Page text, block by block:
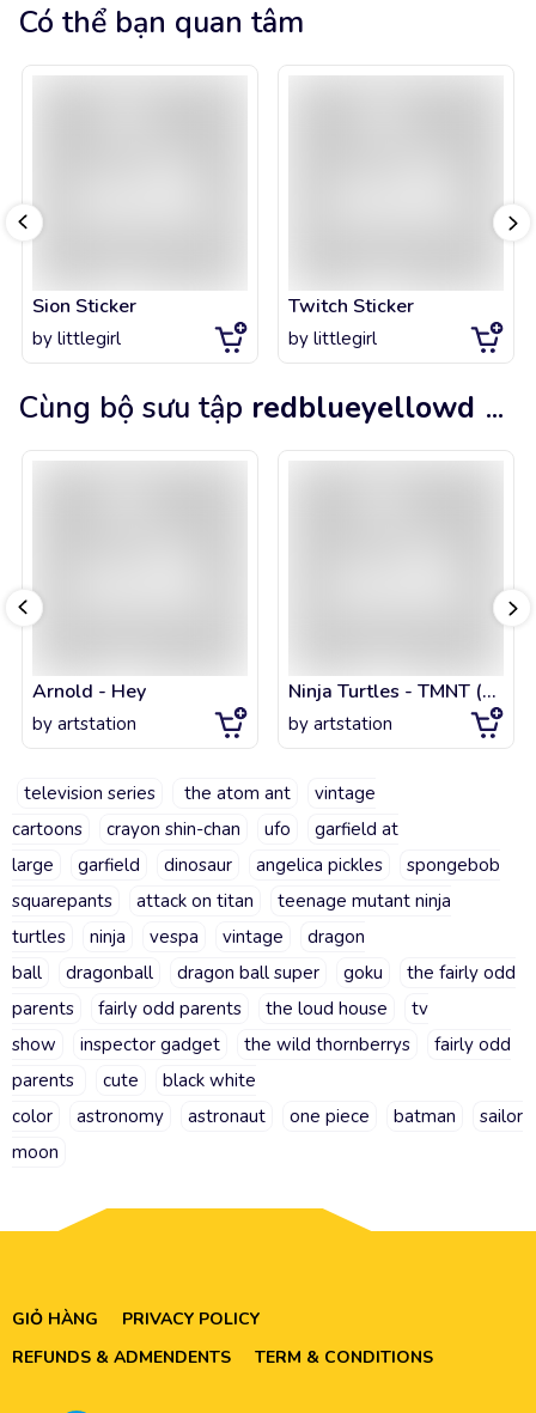
Có thể bạn quan tâm
Sion Sticker
by littlegirl
Twitch Sticker
by littlegirl
Cùng bộ sưu tập redblueyellowd ...
Arnold - Hey
by artstation
Ninja Turtles - TMNT (Michelangelo)
by artstation
television series the atom ant
vintage
cartoons
crayon shin-chan ufo
garfield at
large
garfield dinosaur angelica pickles
spongebob
squarepants
attack on titan
teenage mutant ninja
turtles
ninja vespa vintage
dragon
ball
dragonball dragon ball super goku
the fairly odd
parents
fairly odd parents the loud house
tv
show
inspector gadget the wild thornberrys
fairly odd
parents
cute
black white
color
astronomy astronaut one piece batman
sailor
moon
GIỎ HÀNG
PRIVACY POLICY
REFUNDS & ADMENDENTS
TERM & CONDITIONS